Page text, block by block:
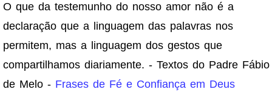
O que da testemunho do nosso amor não é a
declaração que a linguagem das palavras nos
permitem, mas a linguagem dos gestos que
compartilhamos diariamente. - Textos do Padre Fábio
de Melo - Frases de Fé e Confiança em Deus